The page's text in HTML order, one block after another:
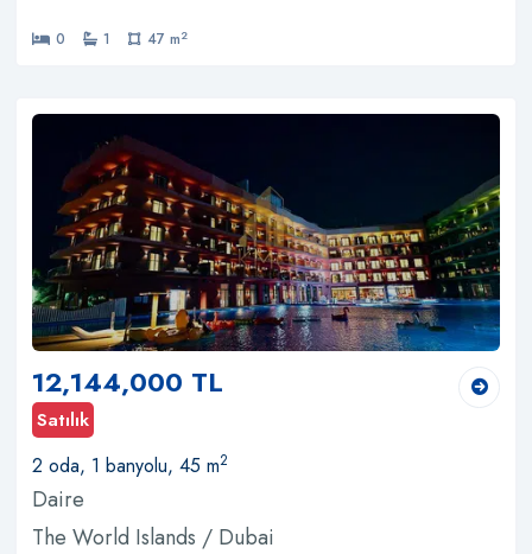
0 1 47 m2
12,144,000 TL
Satılık
2 oda, 1 banyolu, 45 m2
Daire
The World Islands / Dubai